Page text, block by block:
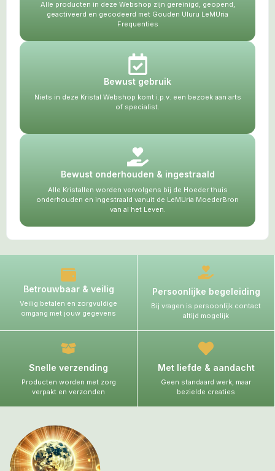
Alle producten in deze Webshop zijn gereinigd, geopend,
geactiveerd en gecodeerd met Gouden Uluru LeMUria
Frequenties
Bewust gebruik
Niets in deze Kristal Webshop komt i.p.v. een bezoek aan arts
of specialist.
Bewust onderhouden & ingestraald
Alle Kristallen worden vervolgens bij de Hoeder thuis
onderhouden en ingestraald vanuit de LeMUria MoederBron
van al het Leven.
Betrouwbaar & veilig
Veilig betalen en zorgvuldige
omgang met jouw gegevens
Persoonlijke begeleiding
Bij vragen is persoonlijk contact
altijd mogelijk
Snelle verzending
Producten worden met zorg
verpakt en verzonden
Met liefde & aandacht
Geen standaard werk, maar
bezielde creaties